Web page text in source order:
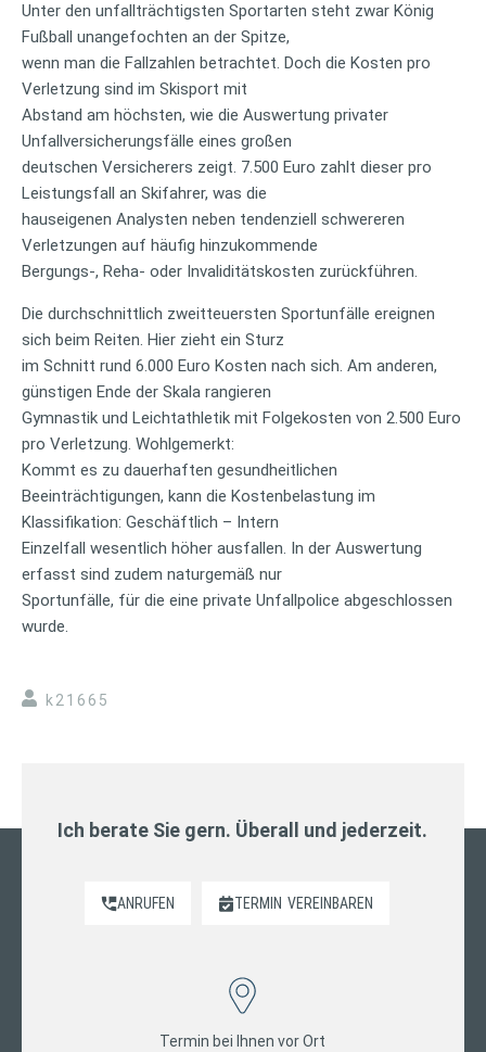
Unter den unfallträchtigsten Sportarten steht zwar König
Fußball unangefochten an der Spitze,
wenn man die Fallzahlen betrachtet. Doch die Kosten pro
Verletzung sind im Skisport mit
Abstand am höchsten, wie die Auswertung privater
Unfallversicherungsfälle eines großen
deutschen Versicherers zeigt. 7.500 Euro zahlt dieser pro
Leistungsfall an Skifahrer, was die
hauseigenen Analysten neben tendenziell schwereren
Verletzungen auf häufig hinzukommende
Bergungs-, Reha- oder Invaliditätskosten zurückführen.
Die durchschnittlich zweitteuersten Sportunfälle ereignen
sich beim Reiten. Hier zieht ein Sturz
im Schnitt rund 6.000 Euro Kosten nach sich. Am anderen,
günstigen Ende der Skala rangieren
Gymnastik und Leichtathletik mit Folgekosten von 2.500 Euro
pro Verletzung. Wohlgemerkt:
Kommt es zu dauerhaften gesundheitlichen
Beeinträchtigungen, kann die Kostenbelastung im
Klassifikation: Geschäftlich – Intern
Einzelfall wesentlich höher ausfallen. In der Auswertung
erfasst sind zudem naturgemäß nur
Sportunfälle, für die eine private Unfallpolice abgeschlossen
wurde.
k21665
Ich berate Sie gern. Überall und jederzeit.
ANRUFEN TERMIN VEREINBAREN
Termin bei Ihnen vor Ort